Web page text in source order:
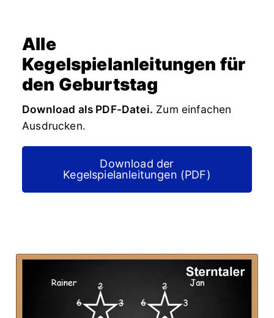
Alle
Kegelspielanleitungen für
den Geburtstag
Download als PDF-Datei. Zum einfachen
Ausdrucken.
Download der
Kegelspielanleitungen (PDF)